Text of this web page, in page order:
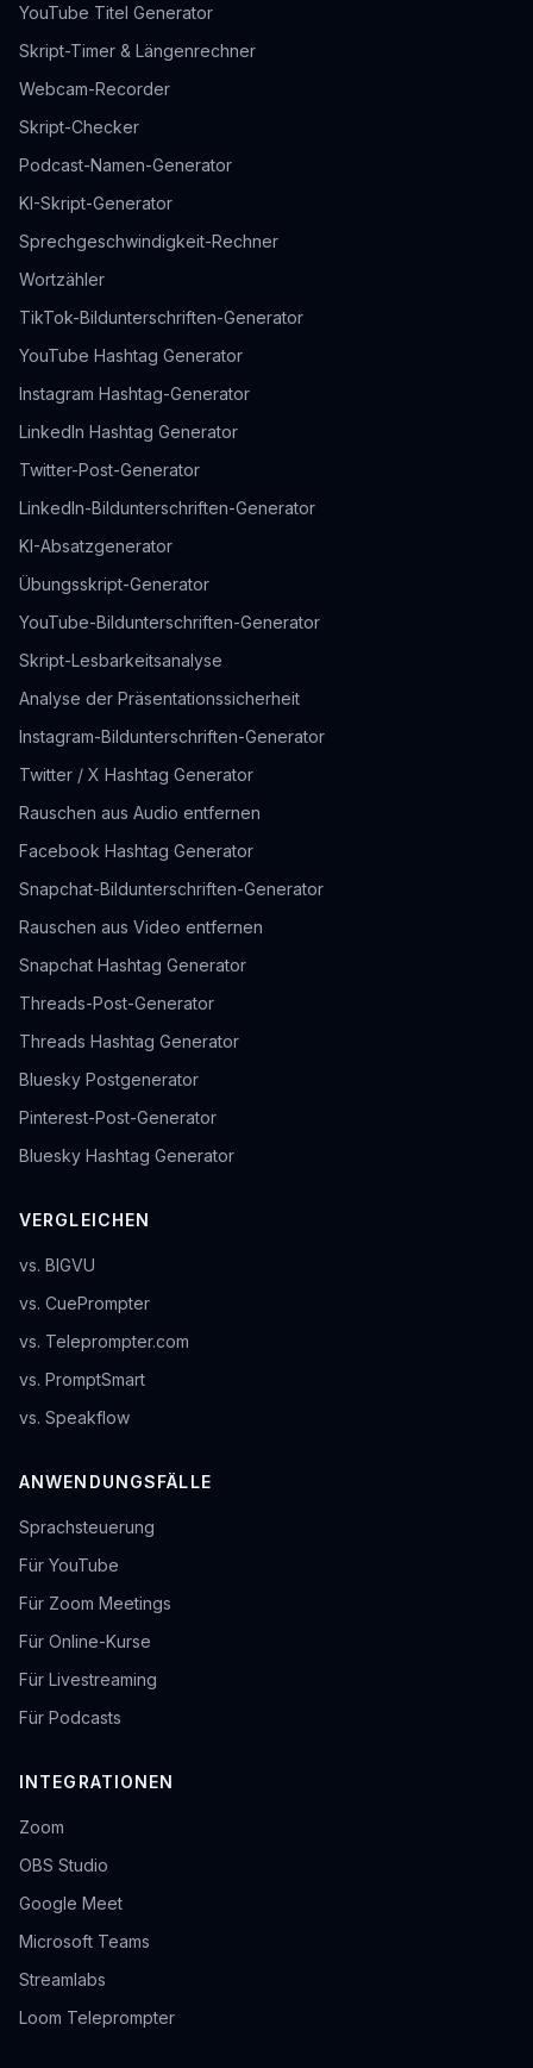
YouTube Titel Generator
Skript-Timer & Längenrechner
Webcam-Recorder
Skript-Checker
Podcast-Namen-Generator
KI-Skript-Generator
Sprechgeschwindigkeit-Rechner
Wortzähler
TikTok-Bildunterschriften-Generator
YouTube Hashtag Generator
Instagram Hashtag-Generator
LinkedIn Hashtag Generator
Twitter-Post-Generator
LinkedIn-Bildunterschriften-Generator
KI-Absatzgenerator
Übungsskript-Generator
YouTube-Bildunterschriften-Generator
Skript-Lesbarkeitsanalyse
Analyse der Präsentationssicherheit
Instagram-Bildunterschriften-Generator
Twitter / X Hashtag Generator
Rauschen aus Audio entfernen
Facebook Hashtag Generator
Snapchat-Bildunterschriften-Generator
Rauschen aus Video entfernen
Snapchat Hashtag Generator
Threads-Post-Generator
Threads Hashtag Generator
Bluesky Postgenerator
Pinterest-Post-Generator
Bluesky Hashtag Generator
VERGLEICHEN
vs. BIGVU
vs. CuePrompter
vs. Teleprompter.com
vs. PromptSmart
vs. Speakflow
ANWENDUNGSFÄLLE
Sprachsteuerung
Für YouTube
Für Zoom Meetings
Für Online-Kurse
Für Livestreaming
Für Podcasts
INTEGRATIONEN
Zoom
OBS Studio
Google Meet
Microsoft Teams
Streamlabs
Loom Teleprompter